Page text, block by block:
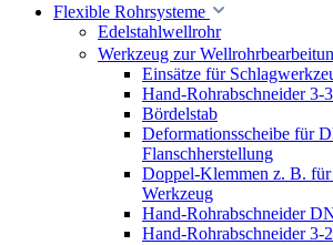
Flexible Rohrsysteme
Edelstahlwellrohr
Werkzeug zur
Einsätze für
Hand-Rohrabschneider 3-
Bördelstab
Deformationsscheibe für
Flanschherstellung
Doppel-Klemmen z. B. für
Werkzeug
Hand-Rohrabschneider
Hand-Rohrabschneider 3-